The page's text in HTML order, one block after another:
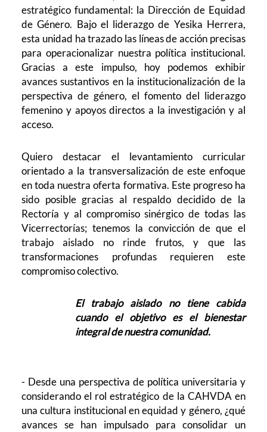
estratégico fundamental: la Dirección de Equidad
de Género. Bajo el liderazgo de Yesika Herrera,
esta unidad ha trazado las líneas de acción precisas
para operacionalizar nuestra política institucional.
Gracias a este impulso, hoy podemos exhibir
avances sustantivos en la institucionalización de la
perspectiva de género, el fomento del liderazgo
femenino y apoyos directos a la investigación y al
acceso.
Quiero destacar el levantamiento curricular
orientado a la transversalización de este enfoque
en toda nuestra oferta formativa. Este progreso ha
sido posible gracias al respaldo decidido de la
Rectoría y al compromiso sinérgico de todas las
Vicerrectorías; tenemos la convicción de que el
trabajo aislado no rinde frutos, y que las
transformaciones profundas requieren este
compromiso colectivo.
El trabajo aislado no tiene cabida
cuando el objetivo es el bienestar
integral de nuestra comunidad.
- Desde una perspectiva de política universitaria y
considerando el rol estratégico de la CAHVDA en
una cultura institucional en equidad y género, ¿qué
avances se han impulsado para consolidar un